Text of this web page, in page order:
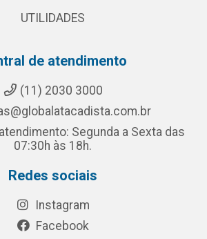
UTILIDADES
de atendimento
(11) 2030 3000
Segunda a Sexta das
07:30h às 18h.
Redes sociais
Instagram
Facebook